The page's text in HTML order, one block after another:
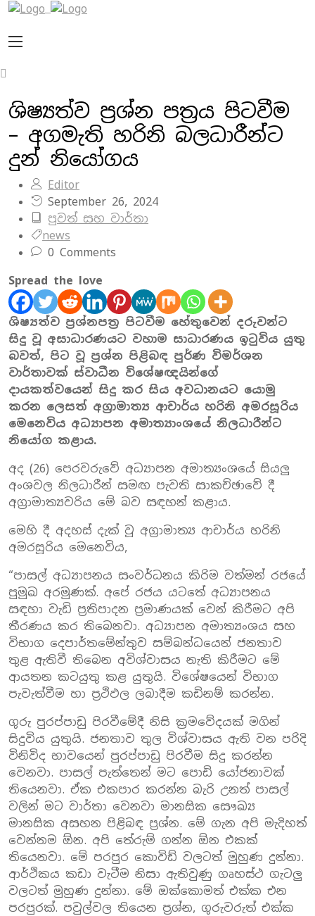
ශිෂ්‍යත්ව ප්‍රශ්න පත්‍රය පිටවීම
– අගමැති හරිනි බලධාරීන්ට
දුන් නියෝගය
Editor
September 26, 2024
පුවත් සහ වාර්තා
news
0 Comments
Spread the love
ශිෂ්‍යත්ව ප්‍රශ්නපත්‍ර පිටවීම හේතුවෙන් දරුවන්ට
සිදු වූ අසාධාරණයට වහාම සාධාරණය ඉටුවිය යුතු
බවත්, පිට වූ ප්‍රශ්න පිළිබඳ පුර්ණ විමර්ශන
වාර්තාවක් ස්වාධීන විශේෂඥයින්ගේ
දායකත්වයෙන් සිදු කර සිය අවධානයට යොමු
කරන ලෙසත් අග්‍රාමාත්‍ය ආචාර්ය හරිනි අමරසූරිය
මෙනෙවිය අධ්‍යාපන අමාත්‍යාංශයේ නිලධාරීන්ට
නියෝග කළාය.
අද (26) පෙරවරුවේ අධ්‍යාපන අමාත්‍යංශයේ සියලු
අංශවල නිලධාරීන් සමඟ පැවති සාකච්ඡාවේ දී
අග්‍රාමාත්‍යවරිය මේ බව සඳහන් කළාය.
මෙහි දී අදහස් දැක් වූ අග්‍රාමාත්‍ය ආචාර්ය හරිනි
අමරසූරිය මෙනෙවිය,
“පාසල් අධ්‍යාපනය සංවර්ධනය කිරිම වත්මන් රජයේ
පුමුඛ අරමුණක්. අපේ රජය යටතේ අධ්‍යාපනය
සඳහා වැඩි ප්‍රතිපාදන ප්‍රමාණයක් වෙන් කිරීමට අපි
තීරණය කර තිබෙනවා. අධ්‍යාපන අමාත්‍යංශය සහ
විභාග දෙපාර්තමේන්තුව සම්බන්ධයෙන් ජනතාව
තුළ ඇතිවී තිබෙන අවිශ්වාසය නැති කිරීමට මේ
ආයතන කටයුතු කළ යුතුයි. විශේෂයෙන් විභාග
පැවැත්වීම හා ප්‍රථිඵල ලබාදීම කඩිනම් කරන්න.
ගුරු පුරප්පාඩු පිරවීමේදී නිසි ක්‍රමවේදයක් මගින්
සිදුවිය යුතුයි. ජනතාව තුල විශ්වාසය ඇති වන පරිදි
විනිවිද භාවයෙන් පුරප්පාඩු පිරවීම සිදු කරන්න
වෙනවා. පාසල් පැත්තෙන් මට පොඩි යෝජනාවක්
තියෙනවා. ඒක එකපාර කරන්න බැරි උනත් පාසල්
වලින් මට වාර්තා වෙනවා මානසික සෞඛ්‍ය
මානසික අසහන පිළිබඳ ප්‍රශ්න. මේ ගැන අපි මැදිහත්
වෙන්නම ඕන. අපි තේරුම් ගන්න ඕන එකක්
තියෙනවා. මේ පරපුර කොවිඩ් වලටත් මුහුණ දුන්නා.
ආර්ථිකය කඩා වැටීම නිසා ඇතිවුණු ගෘහස්ථ ගැටලු
වලටත් මුහුණ දුන්නා. මේ ඔක්කොමත් එක්ක එන
පරපුරක්. පවුල්වල තියෙන ප්‍රශ්න, ගුරුවරුත් එක්ක